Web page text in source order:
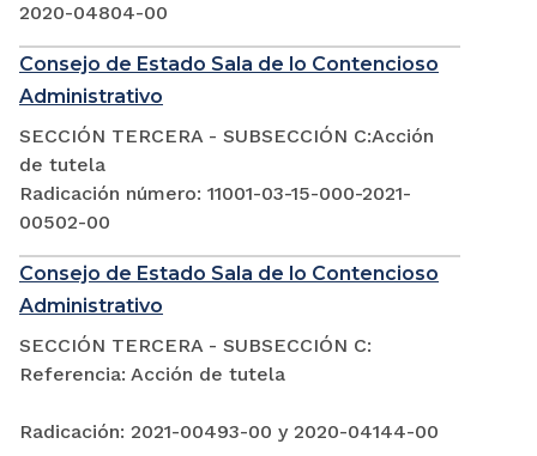
2020-04804-00
Consejo de Estado Sala de lo Contencioso
Administrativo
SECCIÓN TERCERA - SUBSECCIÓN C:Acción
de tutela
Radicación número: 11001-03-15-000-2021-
00502-00
Consejo de Estado Sala de lo Contencioso
Administrativo
SECCIÓN TERCERA - SUBSECCIÓN C:
Referencia: Acción de tutela
Radicación: 2021-00493-00 y 2020-04144-00